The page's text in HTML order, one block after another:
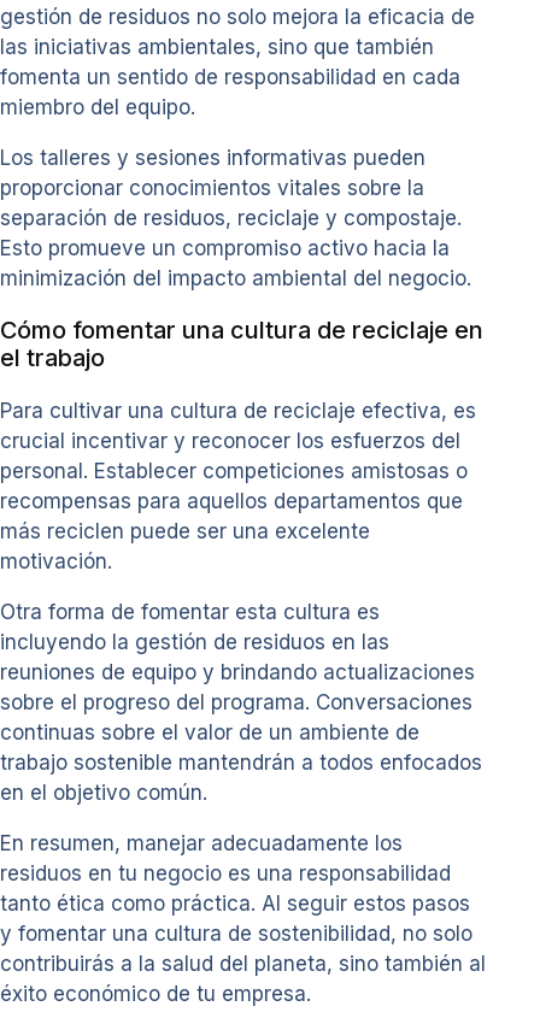
gestión de residuos no solo mejora la eficacia de
las iniciativas ambientales, sino que también
fomenta un sentido de responsabilidad en cada
miembro del equipo.
Los talleres y sesiones informativas pueden
proporcionar conocimientos vitales sobre la
separación de residuos, reciclaje y compostaje.
Esto promueve un compromiso activo hacia la
minimización del impacto ambiental del negocio.
Cómo fomentar una cultura de reciclaje en
el trabajo
Para cultivar una cultura de reciclaje efectiva, es
crucial incentivar y reconocer los esfuerzos del
personal. Establecer competiciones amistosas o
recompensas para aquellos departamentos que
más reciclen puede ser una excelente
motivación.
Otra forma de fomentar esta cultura es
incluyendo la gestión de residuos en las
reuniones de equipo y brindando actualizaciones
sobre el progreso del programa. Conversaciones
continuas sobre el valor de un ambiente de
trabajo sostenible mantendrán a todos enfocados
en el objetivo común.
En resumen, manejar adecuadamente los
residuos en tu negocio es una responsabilidad
tanto ética como práctica. Al seguir estos pasos
y fomentar una cultura de sostenibilidad, no solo
contribuirás a la salud del planeta, sino también al
éxito económico de tu empresa.